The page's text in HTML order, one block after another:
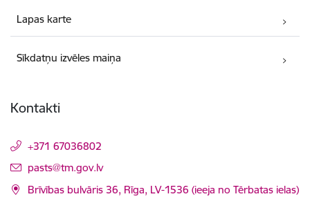
Lapas karte
Sīkdatņu izvēles maiņa
Kontakti
+371 67036802
E-pasts:
pasts@tm.gov.lv
Brīvības bulvāris 36, Rīga, LV-1536 (ieeja no Tērbatas ielas)